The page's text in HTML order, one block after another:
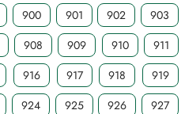
900 901 902
903
908 909 910
911
916 917 918
919
924 925 926
927